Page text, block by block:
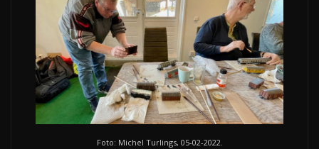
Foto: Michel Turlings, 05-02-2022.